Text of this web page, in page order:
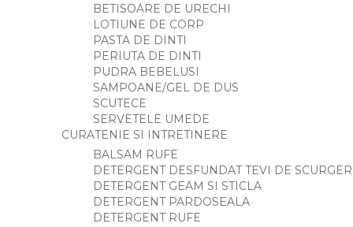
BETISOARE DE URECHI
LOTIUNE DE CORP
PASTA DE DINTI
PERIUTA DE DINTI
PUDRA BEBELUSI
SAMPOANE/GEL DE DUS
SCUTECE
SERVETELE UMEDE
CURATENIE SI INTRETINERE
BALSAM RUFE
DETERGENT DESFUNDAT TEVI DE
DETERGENT GEAM SI STICLA
DETERGENT PARDOSEALA
DETERGENT RUFE